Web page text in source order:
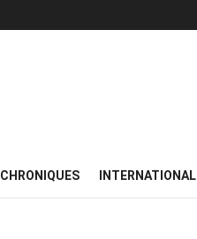
CHRONIQUES INTERNATIONAL